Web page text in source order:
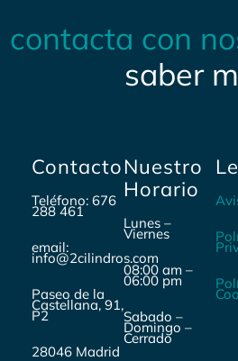
contacta con
saber
Contacto
Teléfono: 676
288 461
email:
info@2cilindros.com
Paseo de la
Castellana, 91,
P2
28046 Madrid
Nuestro
Horario
Lunes –
Viernes
08:00 am –
06:00 pm
Sabado –
Domingo –
Cerrado